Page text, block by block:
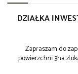
DZIAŁKA
Zapraszam do
powierzchni 3ha